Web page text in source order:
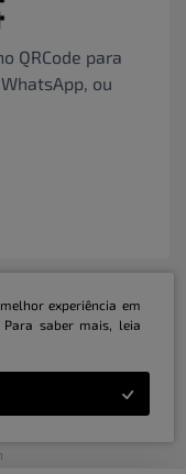
QRCode para
ou
31.415.786/0001-31 | ©
experiência em
saber mais, leia